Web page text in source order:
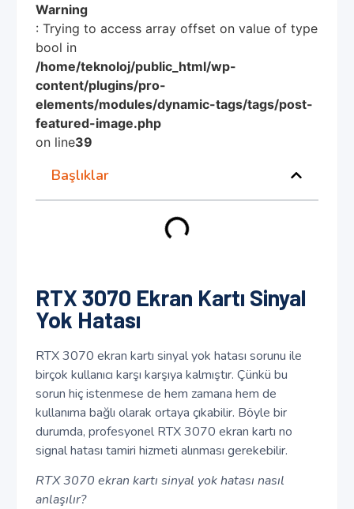
Warning
: Trying to access array offset on value of type
bool in
/home/teknoloj/public_html/wp-
content/plugins/pro-
elements/modules/dynamic-tags/tags/post-
featured-image.php
on line39
Başlıklar
RTX 3070 Ekran Kartı Sinyal
Yok Hatası
RTX 3070 ekran kartı sinyal yok hatası sorunu ile
birçok kullanıcı karşı karşıya kalmıştır. Çünkü bu
sorun hiç istenmese de hem zamana hem de
kullanıma bağlı olarak ortaya çıkabilir. Böyle bir
durumda, profesyonel RTX 3070 ekran kartı no
signal hatası tamiri hizmeti alınması gerekebilir.
RTX 3070 ekran kartı sinyal yok hatası nasıl
anlaşılır?